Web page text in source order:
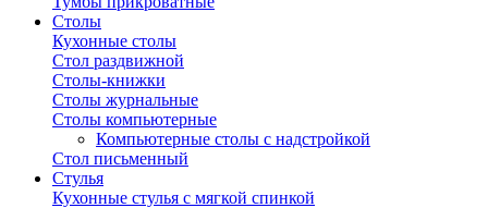
Столы
Кухонные столы
Стол раздвижной
Столы-книжки
Столы журнальные
Столы компьютерные
Компьютерные столы с надстройкой
Стол письменный
Стулья
Кухонные стулья с мягкой спинкой